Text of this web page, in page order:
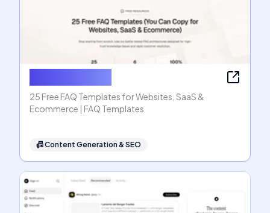
25 Free FAQ Templates for Websites, SaaS &
Ecommerce | FAQ Templates
📠Content Generation & SEO